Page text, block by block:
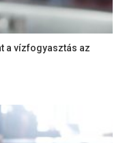
a vízfogyasztás az